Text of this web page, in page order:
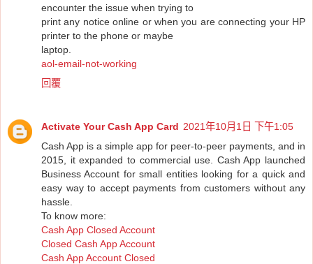
encounter the issue when trying to
print any notice online or when you are connecting your HP
printer to the phone or maybe
laptop.
aol-email-not-working
回覆
Activate Your Cash App Card 2021年10月1日 下午1:05
Cash App is a simple app for peer-to-peer payments, and in
2015, it expanded to commercial use. Cash App launched
Business Account for small entities looking for a quick and
easy way to accept payments from customers without any
hassle.
To know more:
Cash App Closed Account
Closed Cash App Account
Cash App Account Closed